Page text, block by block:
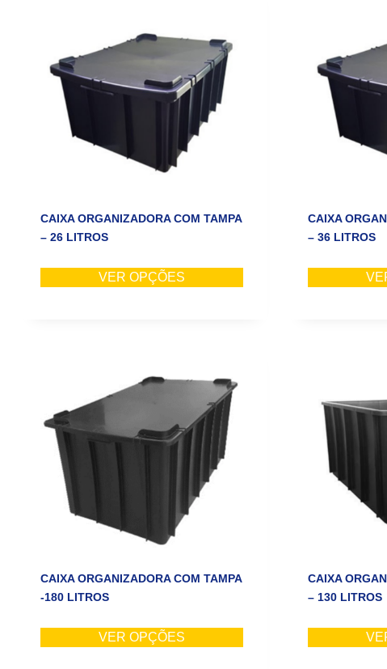
CAIXA ORGANIZADORA COM TAMPA
– 26 LITROS
VER OPÇÕES
CAIXA
– 36 LITROS
CAIXA ORGANIZADORA COM TAMPA
-180 LITROS
VER OPÇÕES
CAIXA
– 130 LITROS